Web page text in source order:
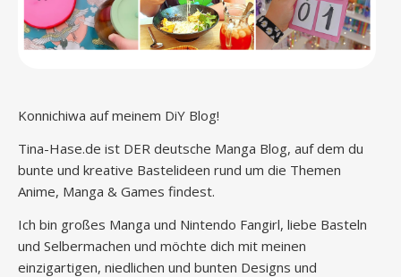
Konnichiwa auf meinem DiY Blog!
Tina-Hase.de ist DER deutsche Manga Blog, auf dem du
bunte und kreative Bastelideen rund um die Themen
Anime, Manga & Games findest.
Ich bin großes Manga und Nintendo Fangirl, liebe Basteln
und Selbermachen und möchte dich mit meinen
einzigartigen, niedlichen und bunten Designs und